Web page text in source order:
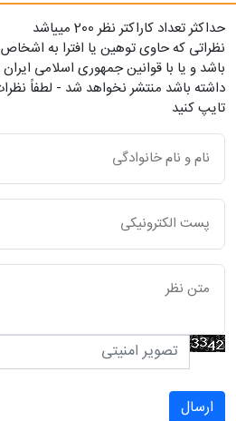
حداکثر تعداد کاراکتر نظر 200 ميياشد
نظراتی که حاوی توهین یا افترا به
باشد و یا با قوانین جمهوری اسلامی
داشته باشد منتشر نخواهد شد - لطفاً
تایپ کنید
ارسال